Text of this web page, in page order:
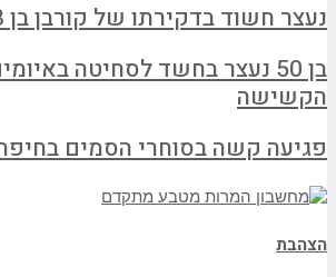
נעצר חשוד בדקירתו של קורבן בן 48 בחיפה
בן 50 נעצר בחשד לסחיטה
הקשישה
פגיעה קשה בסוחרי הסמים
הצהבת